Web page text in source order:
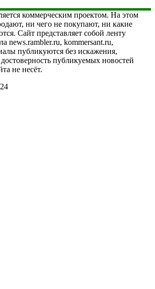
коммерческим проектом. На этом
ни чего не покупают, ни какие
Сайт представляет собой ленту
news.rambler.ru, kommersant.ru,
публикуются без искажения,
достоверность публикуемых новостей
не несёт.